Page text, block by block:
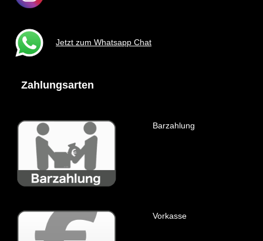
Jetzt zum Whatsapp Chat
Zahlungsarten
Barzahlung
Vorkasse